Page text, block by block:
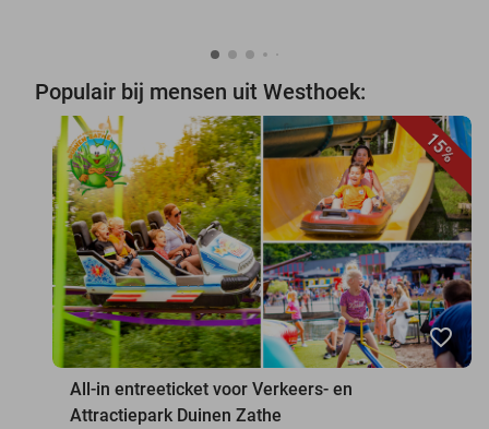
Populair bij mensen uit Westhoek:
15%
favorite_border
All-in entreeticket voor Verkeers- en
Attractiepark Duinen Zathe